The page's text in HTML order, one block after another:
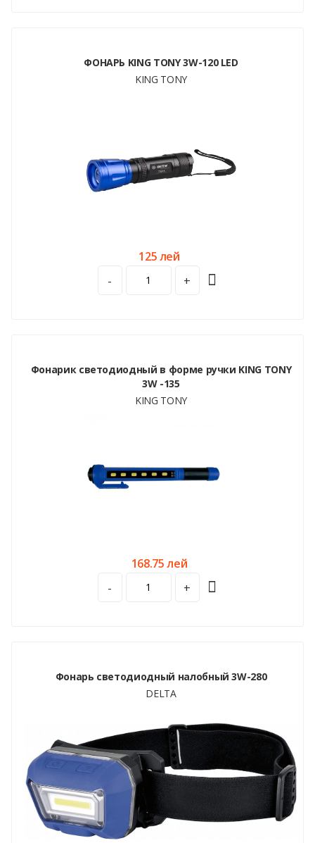
ФОНАРЬ KING TONY 3W-120 LED
KING TONY
125 лей
-
+
Фонарик светодиодный в форме ручки KING TONY
3W -135
KING TONY
168.75 лей
-
+
Фонарь светодиодный налобный 3W-280
DELTA